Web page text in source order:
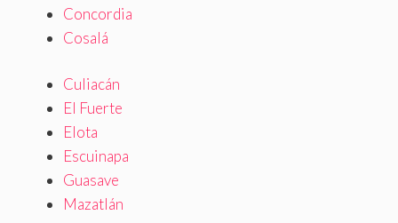
Concordia
Cosalá
Culiacán
El Fuerte
Elota
Escuinapa
Guasave
Mazatlán